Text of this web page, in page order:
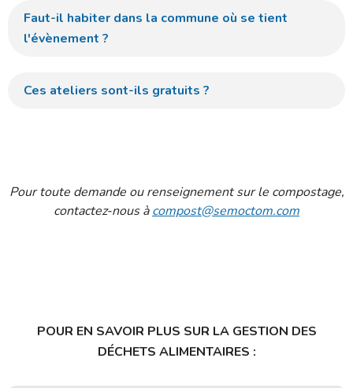
Faut-il habiter dans la commune où se tient
l'évènement ?
Ces ateliers sont-ils gratuits ?
Pour toute demande ou renseignement sur le compostage,
contactez-nous àcompost@semoctom.com
POUR EN SAVOIR PLUS SUR LA GESTION DES
DÉCHETS ALIMENTAIRES :